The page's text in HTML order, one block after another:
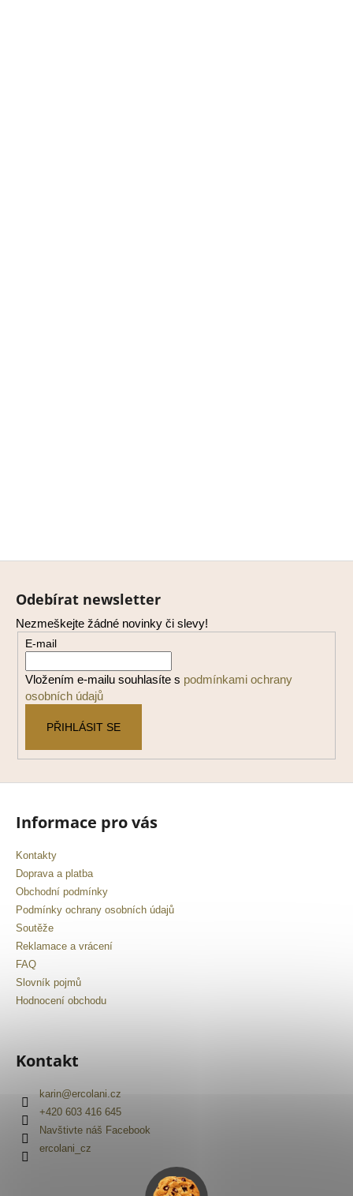
Odebírat newsletter
Nezmeškejte žádné novinky či slevy!
E-mail
Vložením e-mailu souhlasíte s podmínkami ochrany
osobních údajů
PŘIHLÁSIT SE
Informace pro vás
Kontakty
Doprava a platba
Obchodní podmínky
Podmínky ochrany osobních údajů
Soutěže
Reklamace a vrácení
FAQ
Slovník pojmů
Hodnocení obchodu
Kontakt
karin@ercolani.cz
+420 603 416 645
Navštivte náš Facebook
ercolani_cz